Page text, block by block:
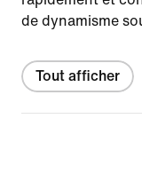
de dynamisme
Tout afficher